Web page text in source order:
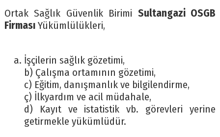
Ortak Sağlık Güvenlik Birimi Sultangazi OSGB
FirmasıYükümlülükleri,
İşçilerin sağlık gözetimi,
b) Çalışma ortamının gözetimi,
c) Eğitim, danışmanlık ve bilgilendirme,
ç) İlkyardım ve acil müdahale,
d) Kayıt ve istatistik vb. görevleri yerine
getirmekle yükümlüdür.